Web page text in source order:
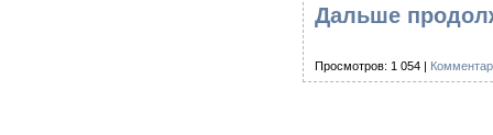
Дальше
Просмотров: 1 054 |